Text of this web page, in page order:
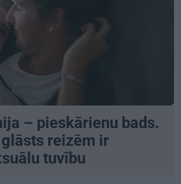
– pieskārienu bads.
reizēm ir
tuvību